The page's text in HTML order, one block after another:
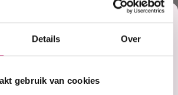
Details Over
gebruik van cookies
Sorteer